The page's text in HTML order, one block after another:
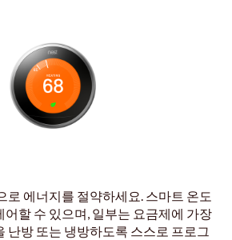
로 에너지를 절약하세요. 스마트 온도
할 수 있으며, 일부는 요금제에 가장
난방 또는 냉방하도록 스스로 프로그